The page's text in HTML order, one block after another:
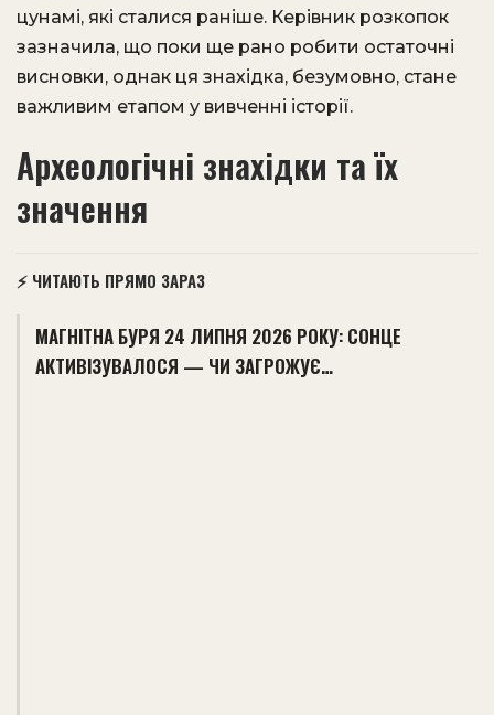
цунамі, які сталися раніше. Керівник розкопок
зазначила, що поки ще рано робити остаточні
висновки, однак ця знахідка, безумовно, стане
важливим етапом у вивченні історії.
Археологічні знахідки та їх
значення
⚡ ЧИТАЮТЬ ПРЯМО ЗАРАЗ
МАГНІТНА БУРЯ 24 ЛИПНЯ 2026 РОКУ: СОНЦЕ
АКТИВІЗУВАЛОСЯ — ЧИ ЗАГРОЖУЄ…